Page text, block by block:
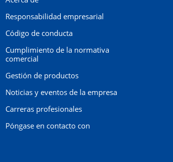
Responsabilidad empresarial
Código de conducta
Cumplimiento de la normativa
comercial
Gestión de productos
Noticias y eventos de la empresa
Carreras profesionales
Póngase en contacto con